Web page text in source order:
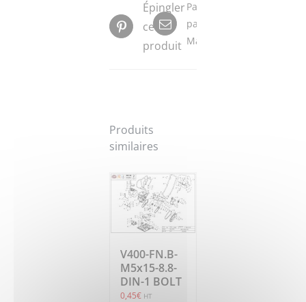
Épingler
ce
produit
Partager
par
Mail
Produits
similaires
V400-FN.B-
M5x15-8.8-
DIN-1 BOLT
0,45€ HT